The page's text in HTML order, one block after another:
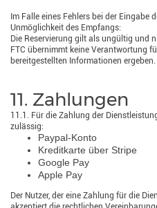
Im Falle eines Fehlers bei der Eingabe
Unmöglichkeit des Empfangs:
Die Reservierung gilt als ungültig und
FTC übernimmt keine Verantwortung
bereitgestellten Informationen ergeben.
11. Zahlungen
11.1. Für die Zahlung der
zulässig:
Paypal-Konto
Kreditkarte über Stripe
Google Pay
Apple Pay
Der Nutzer, der eine Zahlung für die